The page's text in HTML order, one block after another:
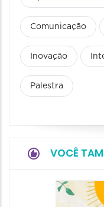
Comunicação
Inovação
Palestra
VOCÊ